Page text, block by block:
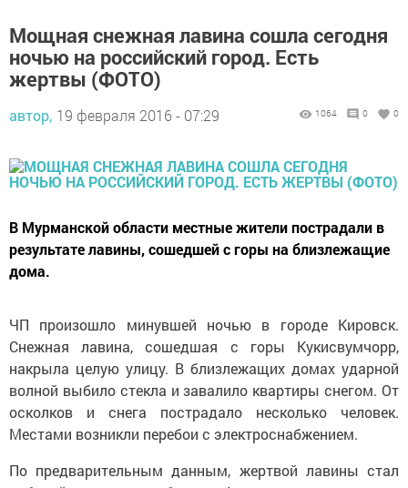
Мощная снежная лавина сошла сегодня
ночью на российский город. Есть
жертвы (ФОТО)
автор, 19 февраля 2016 - 07:29 1064 0 0
В Мурманской области местные жители пострадали в
результате лавины, сошедшей с горы на близлежащие
дома.
ЧП произошло минувшей ночью в городе Кировск.
Снежная лавина, сошедшая с горы Кукисвумчорр,
накрыла целую улицу. В близлежащих домах ударной
волной выбило стекла и завалило квартиры снегом. От
осколков и снега пострадало несколько человек.
Местами возникли перебои с электроснабжением.
По предварительным данным, жертвой лавины стал